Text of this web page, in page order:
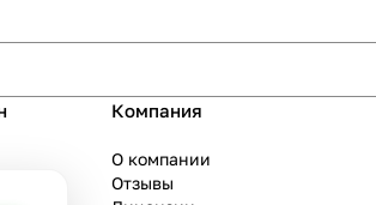
Компания
О компании
Отзывы